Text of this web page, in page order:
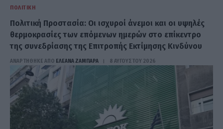
ΠΟΛΙΤΙΚΉ
Πολιτική Προστασία: Οι ισχυροί άνεμοι και οι υψηλές
θερμοκρασίες των επόμενων ημερών στο επίκεντρο
της συνεδρίασης της Επιτροπής Εκτίμησης Κινδύνου
ΑΝΑΡΤΗΘΗΚΕ ΑΠΟ ΕΛΕΑΝΑ ΖΑΜΠΑΡΑ 8 ΑΥΓΟΎΣΤΟΥ 2026